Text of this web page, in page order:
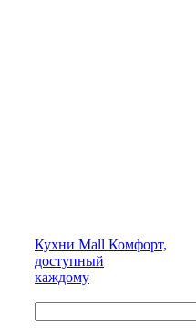
Кухни Mall Комфорт,
доступный
каждому